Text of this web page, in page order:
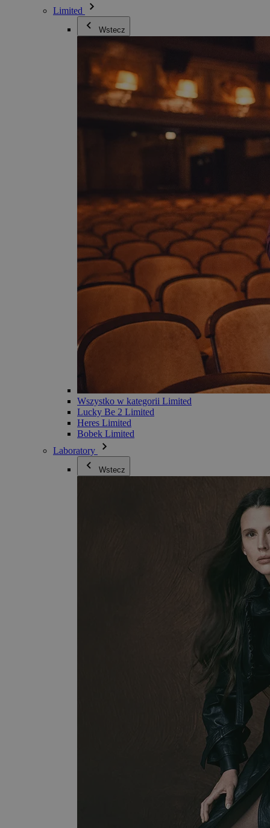
Limited
Wstecz
Wszystko w kategorii Limited
Lucky Be 2 Limited
Heres Limited
Bobek Limited
Laboratory
Wstecz